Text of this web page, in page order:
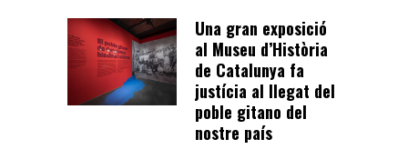
Una gran exposició
al Museu d’Història
de Catalunya fa
justícia al llegat del
poble gitano del
nostre país